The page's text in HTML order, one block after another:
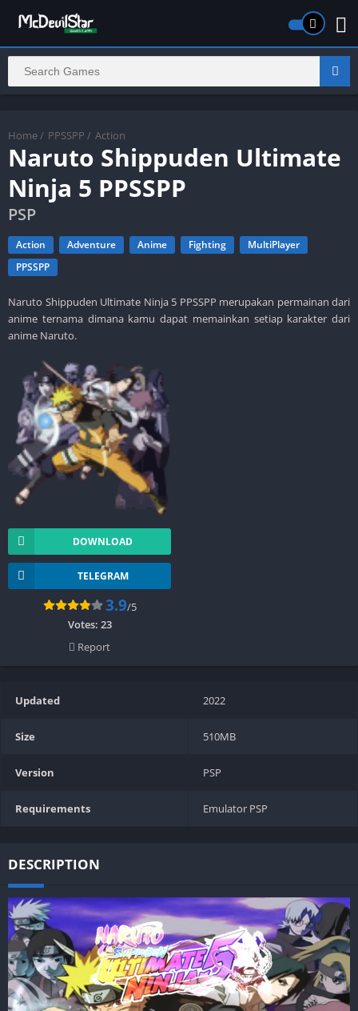
Home / PPSSPP / Action
Naruto Shippuden Ultimate
Ninja 5 PPSSPP
PSP
Action Adventure Anime Fighting
MultiPlayer
PPSSPP
Naruto Shippuden Ultimate Ninja 5 PPSSPP merupakan permainan dari
anime ternama dimana kamu dapat memainkan setiap karakter dari
anime Naruto.
DOWNLOAD
TELEGRAM
3.9/5
Votes: 23
Report
Updated 2022
Size 510MB
Version PSP
Requirements Emulator PSP
DESCRIPTION